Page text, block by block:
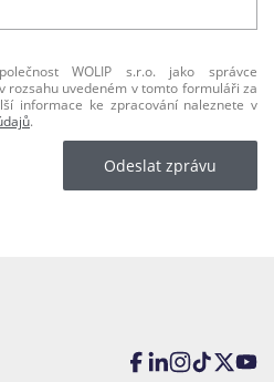
WOLIP s.r.o. jako správce
rozsahu uvedeném v tomto formuláři za
informace ke zpracování naleznete v
.
Odeslat zprávu